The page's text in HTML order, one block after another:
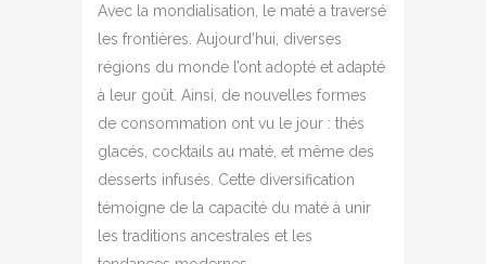
Avec la mondialisation, le maté a traversé
les frontières. Aujourd’hui, diverses
régions du monde l’ont adopté et adapté
à leur goût. Ainsi, de nouvelles formes
de consommation ont vu le jour : thés
glacés, cocktails au maté, et même des
desserts infusés. Cette diversification
témoigne de la capacité du maté à unir
les traditions ancestrales et les